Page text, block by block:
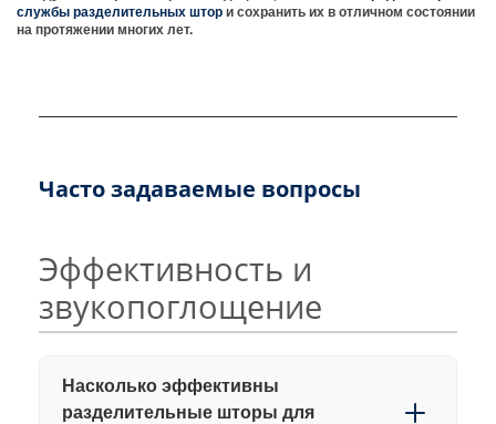
службы разделительных штор и сохранить их в отличном состоянии
на протяжении многих лет.
Часто задаваемые вопросы
Эффективность и
звукопоглощение
Насколько эффективны
разделительные шторы для